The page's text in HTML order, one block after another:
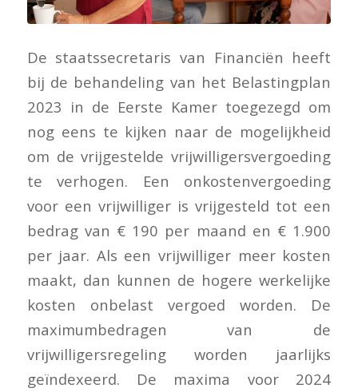
De staatssecretaris van Financiën heeft
bij de behandeling van het Belastingplan
2023 in de Eerste Kamer toegezegd om
nog eens te kijken naar de mogelijkheid
om de vrijgestelde vrijwilligersvergoeding
te verhogen. Een onkostenvergoeding
voor een vrijwilliger is vrijgesteld tot een
bedrag van € 190 per maand en € 1.900
per jaar. Als een vrijwilliger meer kosten
maakt, dan kunnen de hogere werkelijke
kosten onbelast vergoed worden. De
maximumbedragen van de
vrijwilligersregeling worden jaarlijks
geïndexeerd. De maxima voor 2024